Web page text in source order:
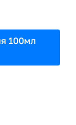
100мл